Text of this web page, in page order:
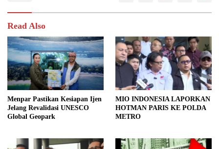
Read Also
Menpar Pastikan Kesiapan Ijen
Jelang Revalidasi UNESCO
Global Geopark
MIO INDONESIA LAPORKAN
HOTMAN PARIS KE POLDA
METRO